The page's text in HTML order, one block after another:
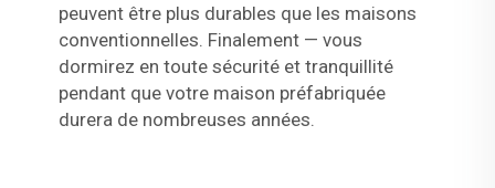
peuvent être plus durables que les maisons
conventionnelles. Finalement — vous
dormirez en toute sécurité et tranquillité
pendant que votre maison préfabriquée
durera de nombreuses années.